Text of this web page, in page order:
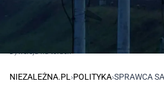
Dywersja na torach
NIEZALEŻNA.PL ›POLITYKA›SPRAWCA